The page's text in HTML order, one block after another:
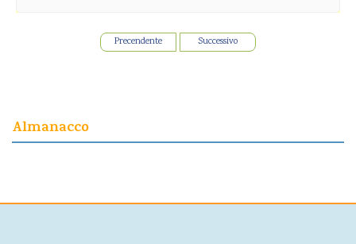
Precendente Successivo
Almanacco